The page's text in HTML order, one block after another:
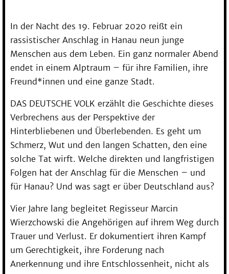
In der Nacht des 19. Februar 2020 reißt ein
rassistischer Anschlag in Hanau neun junge
Menschen aus dem Leben. Ein ganz normaler Abend
endet in einem Alptraum – für ihre Familien, ihre
Freund*innen und eine ganze Stadt.
DAS DEUTSCHE VOLK erzählt die Geschichte dieses
Verbrechens aus der Perspektive der
Hinterbliebenen und Überlebenden. Es geht um
Schmerz, Wut und den langen Schatten, den eine
solche Tat wirft. Welche direkten und langfristigen
Folgen hat der Anschlag für die Menschen – und
für Hanau? Und was sagt er über Deutschland aus?
Vier Jahre lang begleitet Regisseur Marcin
Wierzchowski die Angehörigen auf ihrem Weg durch
Trauer und Verlust. Er dokumentiert ihren Kampf
um Gerechtigkeit, ihre Forderung nach
Anerkennung und ihre Entschlossenheit, nicht als